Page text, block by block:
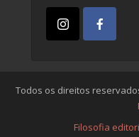
Todos os direitos
Filosofia